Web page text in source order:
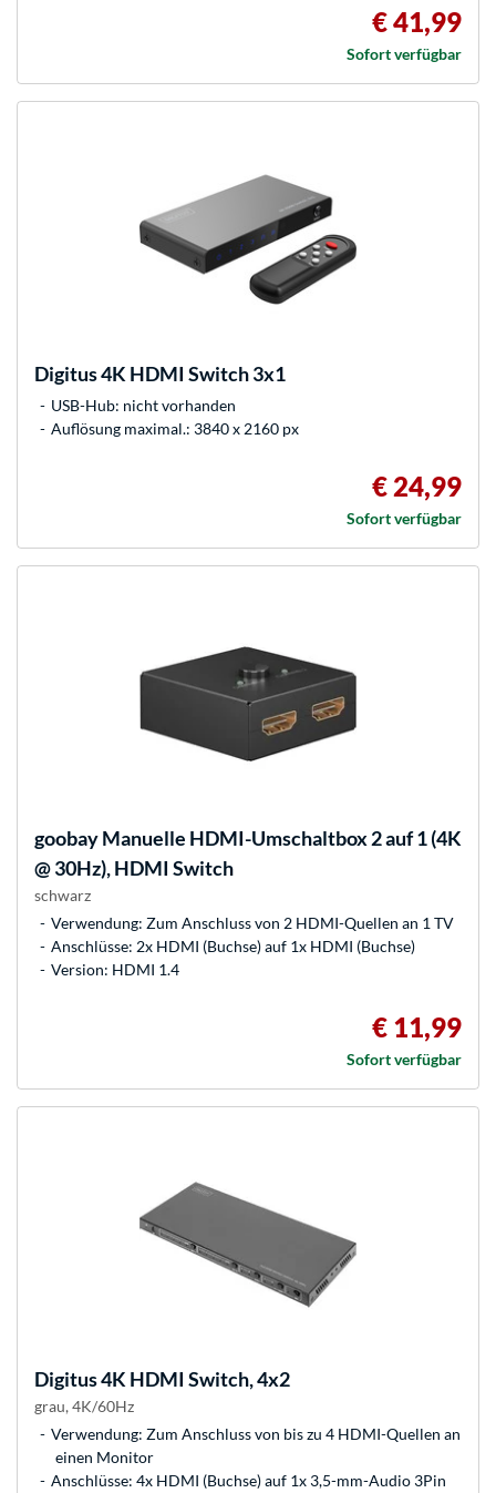
€ 41,99
Sofort verfügbar
Digitus4K HDMI Switch 3x1
USB-Hub: nicht vorhanden
Auflösung maximal.: 3840 x 2160 px
€ 24,99
Sofort verfügbar
goobayManuelle HDMI-Umschaltbox 2 auf 1 (4K
@ 30Hz), HDMI Switch
schwarz
Verwendung: Zum Anschluss von 2 HDMI-Quellen an 1 TV
Anschlüsse: 2x HDMI (Buchse) auf 1x HDMI (Buchse)
Version: HDMI 1.4
€ 11,99
Sofort verfügbar
Digitus4K HDMI Switch, 4x2
grau, 4K/60Hz
Verwendung: Zum Anschluss von bis zu 4 HDMI-Quellen an
einen Monitor
Anschlüsse: 4x HDMI (Buchse) auf 1x 3,5-mm-Audio 3Pin